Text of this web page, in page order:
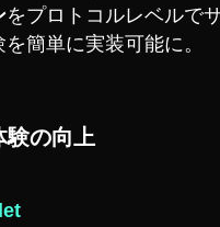
をプロトコルレベルで
簡単に実装可能に。
験の向上